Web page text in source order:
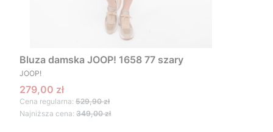
Bluza damska JOOP! 1658 77 szary
PRODUCENT
JOOP!
Cena promocyjna
279,00 zł
Cena regularna: 529,90 zł
Najniższa cena: 349,00 zł